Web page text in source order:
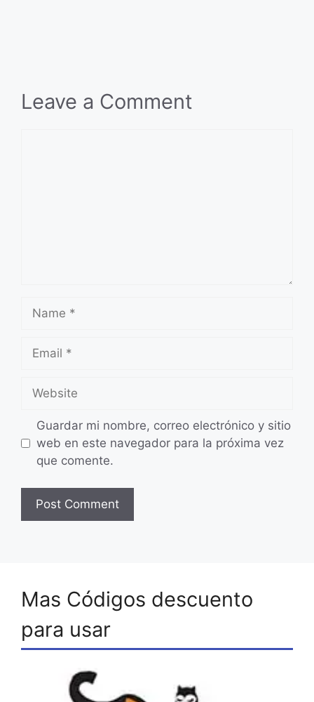
Leave a Comment
Name
Email
Website
Guardar mi nombre, correo electrónico y sitio
web en este navegador para la próxima vez
que comente.
Mas Códigos descuento
para usar